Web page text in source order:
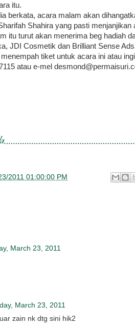
itu.
berkata, acara malam akan
Shahira yang pasti menjanjikan
itu turut akan menerima beg hadiah
JDI Cosmetik dan Brilliant Sense
tiket untuk acara ini atau
atau e-mel
2011 01:00:00 PM
March 23, 2011
March 23, 2011
zain nk dtg sini hik2